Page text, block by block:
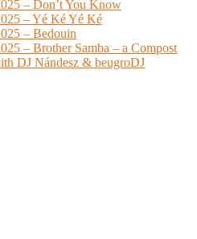
– Don’t You Know
– Yé Ké Yé Ké
– Bedouin
– Brother Samba – a Compost
DJ Nándesz & beugroDJ